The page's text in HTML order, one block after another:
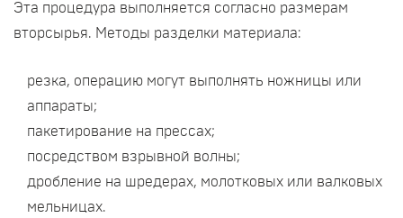
Эта процедура выполняется согласно размерам
вторсырья. Методы разделки материала:
резка, операцию могут выполнять ножницы или
аппараты;
пакетирование на прессах;
посредством взрывной волны;
дробление на шредерах, молотковых или валковых
мельницах.